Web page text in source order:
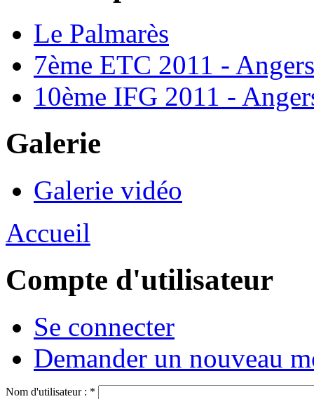
Le Palmarès
7ème ETC 2011 - Angers
10ème IFG 2011 -
Galerie
Galerie vidéo
Accueil
Compte d'utilisateur
Se connecter
Demander un nouveau
Nom d'utilisateur : *